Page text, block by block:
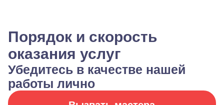
Порядок и скорость
оказания услуг
Убедитесь в качестве нашей
работы лично